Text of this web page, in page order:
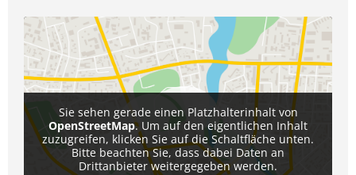
Sie sehen gerade einen Platzhalterinhalt von
OpenStreetMap. Um auf den eigentlichen Inhalt
zuzugreifen, klicken Sie auf die Schaltfläche unten.
Bitte beachten Sie, dass dabei Daten an
Drittanbieter weitergegeben werden.